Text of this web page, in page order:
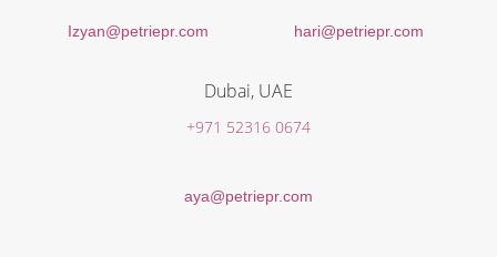
Izyan@petriepr.com hari@petriepr.com
Dubai, UAE
+971 52316 0674
aya@petriepr.com